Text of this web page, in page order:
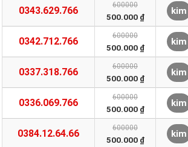
0343.629.766 600000
500.000 ₫
kim
0342.712.766 600000
500.000 ₫
kim
0337.318.766 600000
500.000 ₫
kim
0336.069.766 600000
500.000 ₫
kim
0384.12.64.66 600000
500.000 ₫
kim